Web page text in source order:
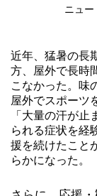
ニュー
近年、猛暑の長
方、屋外で長時
こなかった。味
屋外でスポーツ
「大量の汗が
られる症状を経
援を続けたこと
らかになった。